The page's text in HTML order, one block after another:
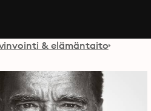
& elämäntaito